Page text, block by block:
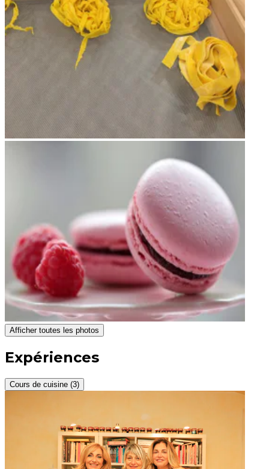
Afficher toutes les photos
Expériences
Cours de cuisine (3)